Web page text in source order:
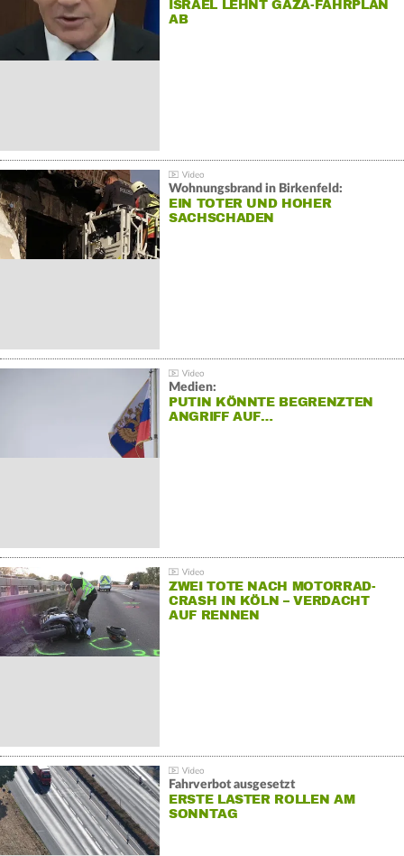
ISRAEL LEHNT GAZA-FAHRPLAN
AB
Wohnungsbrand in Birkenfeld:
EIN TOTER UND HOHER
SACHSCHADEN
Medien:
PUTIN KÖNNTE BEGRENZTEN
ANGRIFF AUF…
ZWEI TOTE NACH MOTORRAD-
CRASH IN KÖLN – VERDACHT
AUF RENNEN
Fahrverbot ausgesetzt
ERSTE LASTER ROLLEN AM
SONNTAG